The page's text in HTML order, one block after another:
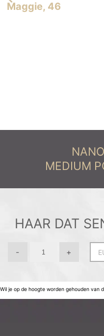
Maggie, 46
MEDIUM
HAAR DAT
- +
Wil je op de hoogte worden gehouden van